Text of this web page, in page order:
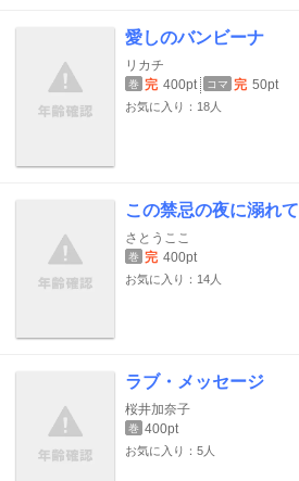
愛しのバンビーナ
リカチ
巻 完 400pt コマ 完 50pt
お気に入り：18人
この禁忌の夜に溺れて
さとうここ
巻 完 400pt
お気に入り：14人
ラブ・メッセージ
桜井加奈子
巻 400pt
お気に入り：5人